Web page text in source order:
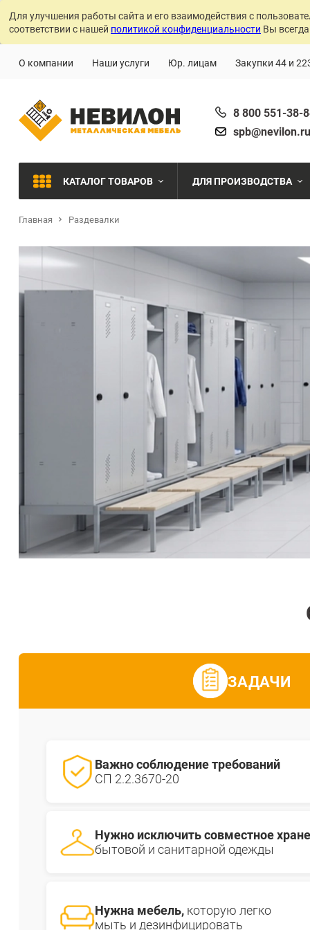
Для улучшения работы сайта и его взаимодействия с
соответствии с нашей политикой конфиденциальности Вы
О компании Наши услуги Юр. лицам Закупки 44 и
8 800 551-38-
spb@nevilon.ru
СЕЙФЫ
ПРОМЫШЛЕННАЯ МЕБЕЛЬ
ВЕРСТАКИ
ПЛАТФОРМЕННЫЕ ТЕЛЕЖКИ
МЕДИЦИНСКАЯ МЕБЕЛЬ
ОФИСНАЯ МЕБЕЛЬ
СТЕЛЛАЖИ БУ С УЦЕНКОЙ
КАТАЛОГ ТОВАРОВ
Металлообработка
Сварочное
Производства с ЧПУ
Ремонтная и
Производство
Пищевое производство
Фармацевтическое
ДЛЯ ПРОИЗВОДСТВА
Главная Раздевалки
ЗАДАЧИ
Важно соблюдение требований
СП 2.2.3670-20
Нужно исключить совместное
бытовой и санитарной одежды
Нужна мебель, которую легко
мыть и дезинфицировать